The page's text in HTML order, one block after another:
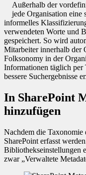
Außerhalb der
jede Organisation eine
informelles
verwendeten Worte und
gespeichert. So wird
Mitarbeiter innerhalb der
Folksonomy in der
Informationen täglich per
bessere Suchergebnisse
In SharePoint
hinzufügen
Nachdem die
SharePoint erfasst
Bibliothekseinstellungen
zwar „Verwaltete